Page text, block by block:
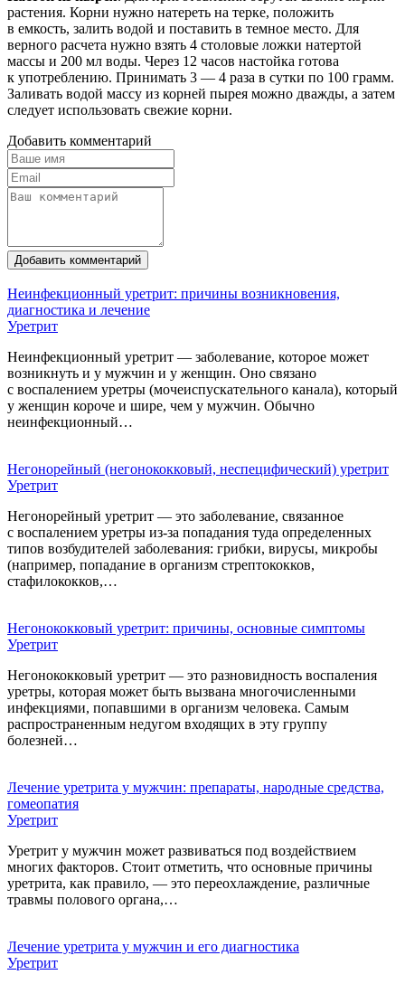
растения. Корни нужно натереть на терке, положить
в емкость, залить водой и поставить в темное место. Для
верного расчета нужно взять 4 столовые ложки натертой
массы и 200 мл воды. Через 12 часов настойка готова
к употреблению. Принимать 3 — 4 раза в сутки по 100 грамм.
Заливать водой массу из корней пырея можно дважды, а затем
следует использовать свежие корни.
Добавить комментарий
Добавить комментарий
Неинфекционный уретрит: причины возникновения,
диагностика и лечение
Уретрит
Неинфекционный уретрит — заболевание, которое может
возникнуть и у мужчин и у женщин. Оно связано
с воспалением уретры (мочеиспускательного канала), который
у женщин короче и шире, чем у мужчин. Обычно
неинфекционный…
Негонорейный (негонококковый, неспецифический) уретрит
Уретрит
Негонорейный уретрит — это заболевание, связанное
с воспалением уретры из-за попадания туда определенных
типов возбудителей заболевания: грибки, вирусы, микробы
(например, попадание в организм стрептококков,
стафилококков,…
Негонококковый уретрит: причины, основные симптомы
Уретрит
Негонококковый уретрит — это разновидность воспаления
уретры, которая может быть вызвана многочисленными
инфекциями, попавшими в организм человека. Самым
распространенным недугом входящих в эту группу
болезней…
Лечение уретрита у мужчин: препараты, народные средства,
гомеопатия
Уретрит
Уретрит у мужчин может развиваться под воздействием
многих факторов. Стоит отметить, что основные причины
уретрита, как правило, — это переохлаждение, различные
травмы полового органа,…
Лечение уретрита у мужчин и его диагностика
Уретрит